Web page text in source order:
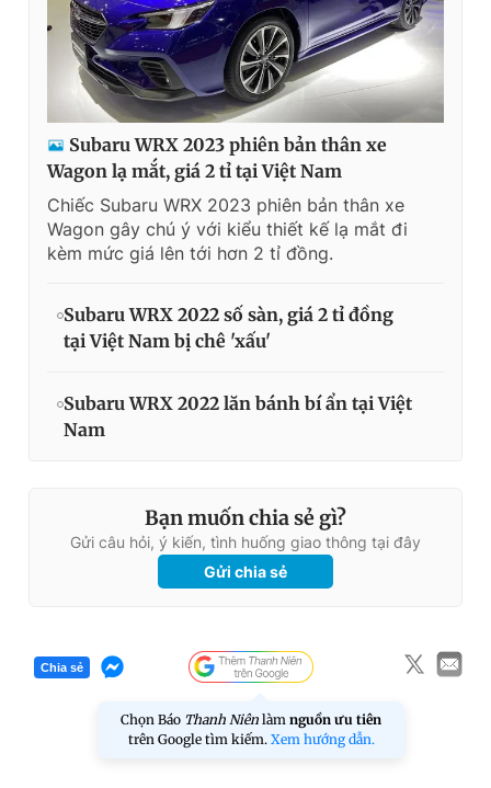
Subaru WRX 2023 phiên bản thân xe
Wagon lạ mắt, giá 2 tỉ tại Việt Nam
Chiếc Subaru WRX 2023 phiên bản thân xe
Wagon gây chú ý với kiểu thiết kế lạ mắt đi
kèm mức giá lên tới hơn 2 tỉ đồng.
Subaru WRX 2022 số sàn, giá 2 tỉ đồng
tại Việt Nam bị chê 'xấu'
Subaru WRX 2022 lăn bánh bí ẩn tại Việt
Nam
Bạn muốn chia sẻ gì?
Gửi câu hỏi, ý kiến, tình huống giao thông tại đây
Gửi chia sẻ
Chia sẻ
Chọn Báo Thanh Niên làm nguồn ưu tiên
trên Google tìm kiếm. Xem hướng dẫn.